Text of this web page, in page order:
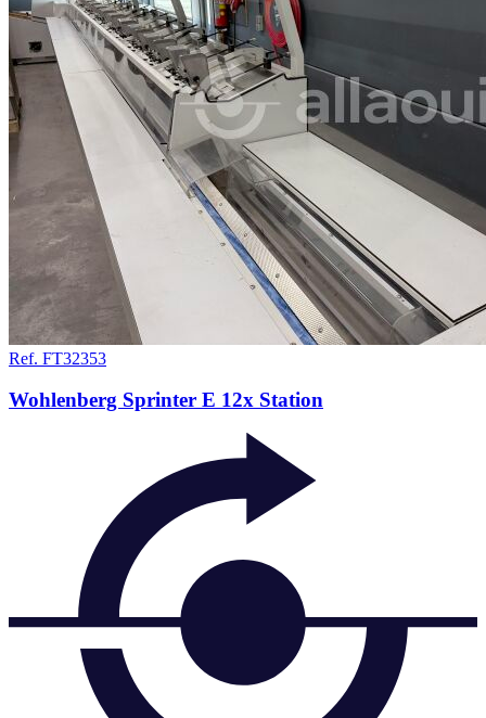
Ref. FT32353
Wohlenberg Sprinter E 12x Station